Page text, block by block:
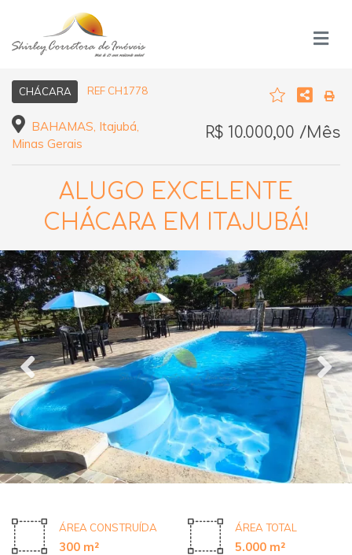
CHÁCARA REF CH1778
BAHAMAS, Itajubá,
Minas Gerais
R$ 10.000,00 /Mês
ALUGO EXCELENTE
CHÁCARA EM ITAJUBÁ!
ÁREA CONSTRUÍDA
300 m²
ÁREA TOTAL
5.000 m²